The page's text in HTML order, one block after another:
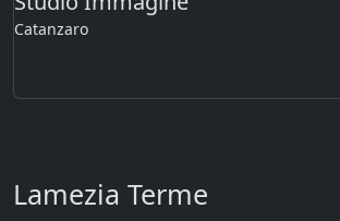
Catanzaro
Lamezia Terme